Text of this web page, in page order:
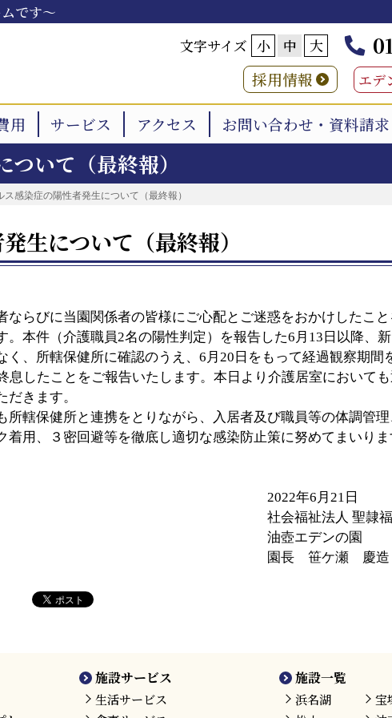
です～
文字サイズ 小 中 大
採用情報 エデ
用 サービス アクセス お問い合わせ・資料請求
いて（最終報）
ス感染症の陽性者発生について（最終報）
生について（最終報）
らびに当園関係者の皆様にご心配とご迷惑をおかけしたこと
。本件（介護職員2名の陽性判定）を報告した6月13日以降、
く、所轄保健所に確認のうえ、6月20日をもって経過観察期間
息したことをご報告いたします。本日より介護居室において
だきます。
轄保健所と連携をとりながら、入居者及び職員等の体調管
着用、３密回避等を徹底し適切な感染防止策に努めてまいりま
年6月21日
福祉法人 聖隷福祉事
壺エデンの園
長 笹ケ瀬 慶
施設サービス
生活サービス
施設一覧
浜名湖
宝